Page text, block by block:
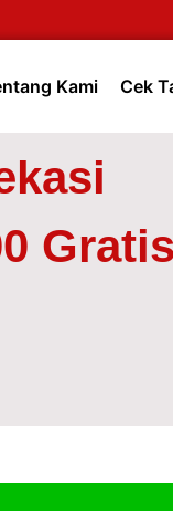
Kami Cek